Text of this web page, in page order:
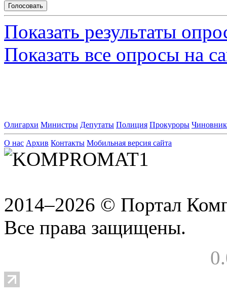
Показать результаты
Показать все опросы на
Олигархи Министры Депутаты Полиция Прокуроры
О нас Архив Контакты Мобильная версия сайта
2014–2026 © Портал
Все права защищены.